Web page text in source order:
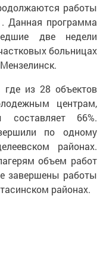
работы
Данная программа
две недели
больницах
из 28 объектов
центрам,
66%.
по одному
районах.
объем работ
завершены работы
районах.